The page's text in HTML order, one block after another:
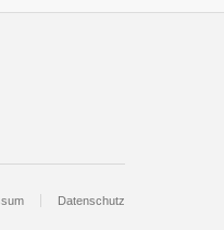
Datenschutz